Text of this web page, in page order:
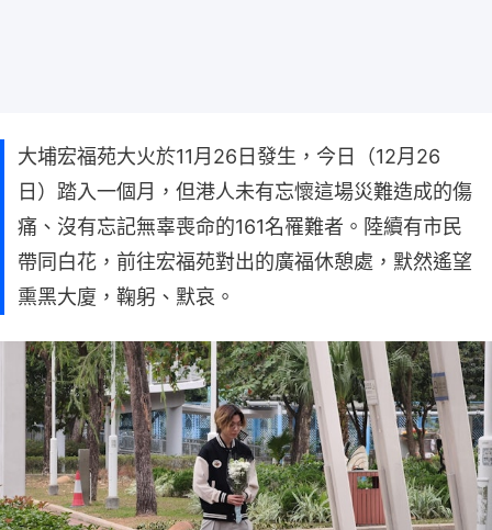
大埔宏福苑大火於11月26日發生，今日（12月26
日）踏入一個月，但港人未有忘懷這場災難造成的傷
痛、沒有忘記無辜喪命的161名罹難者。陸續有市民
帶同白花，前往宏福苑對出的廣福休憩處，默然遙望
熏黑大廈，鞠躬、默哀。